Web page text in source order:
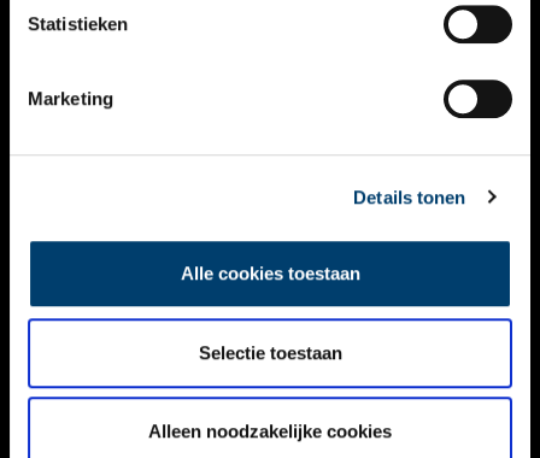
Statistieken
Marketing
Details tonen
Alle cookies toestaan
Selectie toestaan
Alleen noodzakelijke cookies
NIEUWSBRIEF
DISCLAIMER
TOEGANKELIJKHEID
Volg ONH op social media